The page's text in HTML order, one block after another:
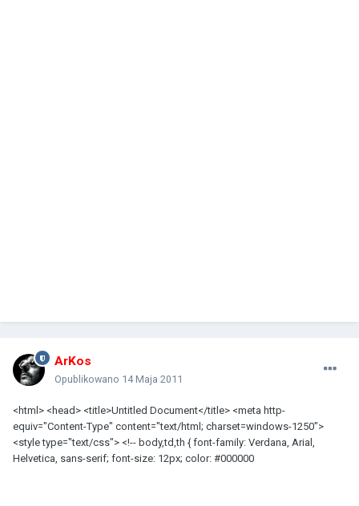
ArKos
Opublikowano 14 Maja 2011
<html> <head> <title>Untitled Document</title> <meta http-
equiv="Content-Type" content="text/html; charset=windows-1250">
<style type="text/css"> <!-- body,td,th { font-family: Verdana, Arial,
Helvetica, sans-serif; font-size: 12px; color: #000000